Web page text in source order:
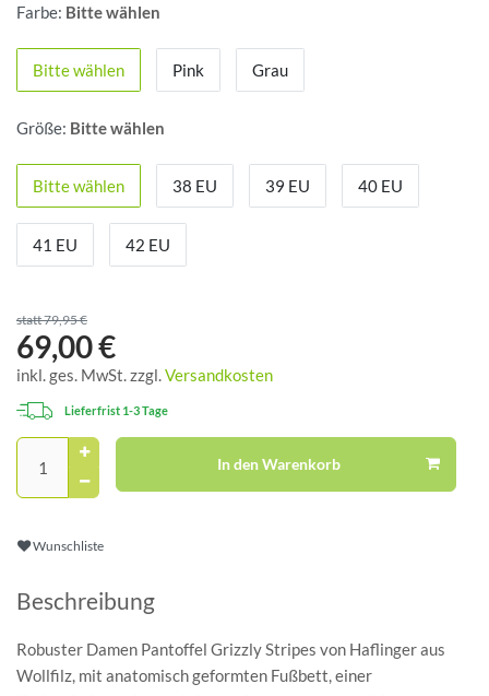
Farbe: Bitte wählen
Bitte wählen Pink Grau
Größe: Bitte wählen
Bitte wählen 38 EU 39 EU 40 EU
41 EU 42 EU
statt 79,95 €
69,00 €
inkl. ges. MwSt. zzgl.Versandkosten
Lieferfrist 1-3 Tage
In den Warenkorb
Wunschliste
Beschreibung
Robuster Damen Pantoffel Grizzly Stripes von Haflinger aus
Wollfilz, mit anatomisch geformten Fußbett, einer